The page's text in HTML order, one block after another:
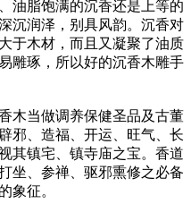
油脂饱满的沉香还是上等的
沉润泽，别具风韵。沉香对
于木材，而且又凝聚了油质
雕琢，所以好的沉香木雕手
木当做调养保健圣品及古董
邪、造福、开运、旺气、长
其镇宅、镇寺庙之宝。香道
坐、参禅、驱邪熏修之必备
象征。